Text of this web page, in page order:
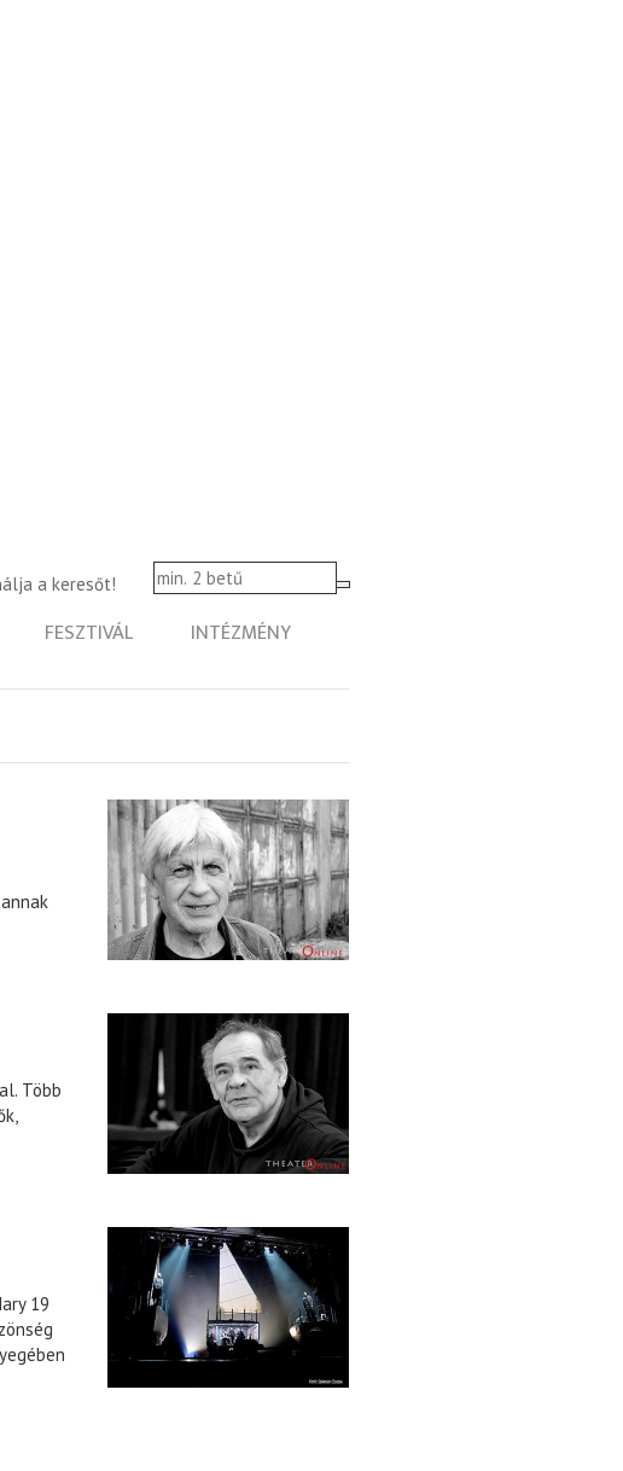
a keresőt!
FESZTIVÁL INTÉZMÉNY
Több
19